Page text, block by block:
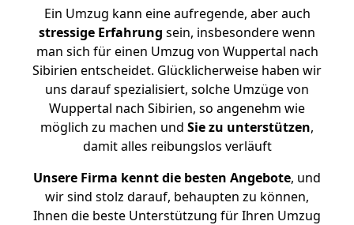
Ein Umzug kann eine aufregende, aber auch
stressige Erfahrung sein, insbesondere wenn
man sich für einen Umzug von Wuppertal nach
Sibirien entscheidet. Glücklicherweise haben wir
uns darauf spezialisiert, solche Umzüge von
Wuppertal nach Sibirien, so angenehm wie
möglich zu machen und Sie zu unterstützen,
damit alles reibungslos verläuft
Unsere Firma kennt die besten Angebote, und
wir sind stolz darauf, behaupten zu können,
Ihnen die beste Unterstützung für Ihren Umzug